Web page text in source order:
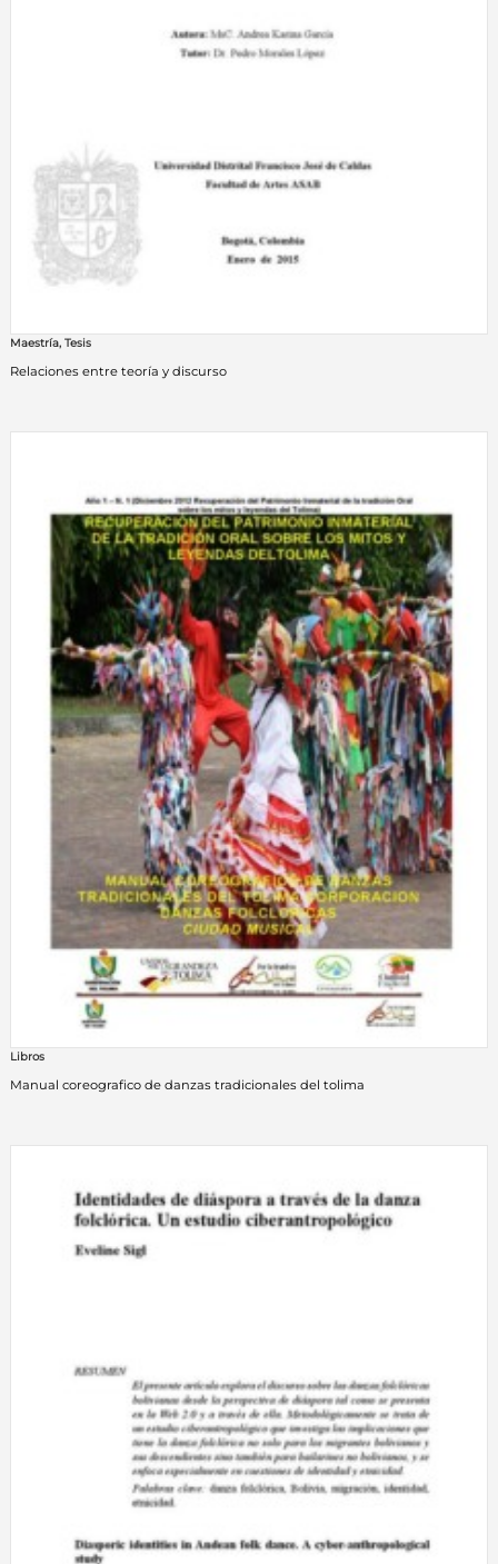
Maestría, Tesis
Relaciones entre teoría y discurso
Libros
Manual coreografico de danzas tradicionales del tolima